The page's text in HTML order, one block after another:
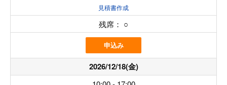
見積書作成
残席： ○
申込み
2026/12/18(金)